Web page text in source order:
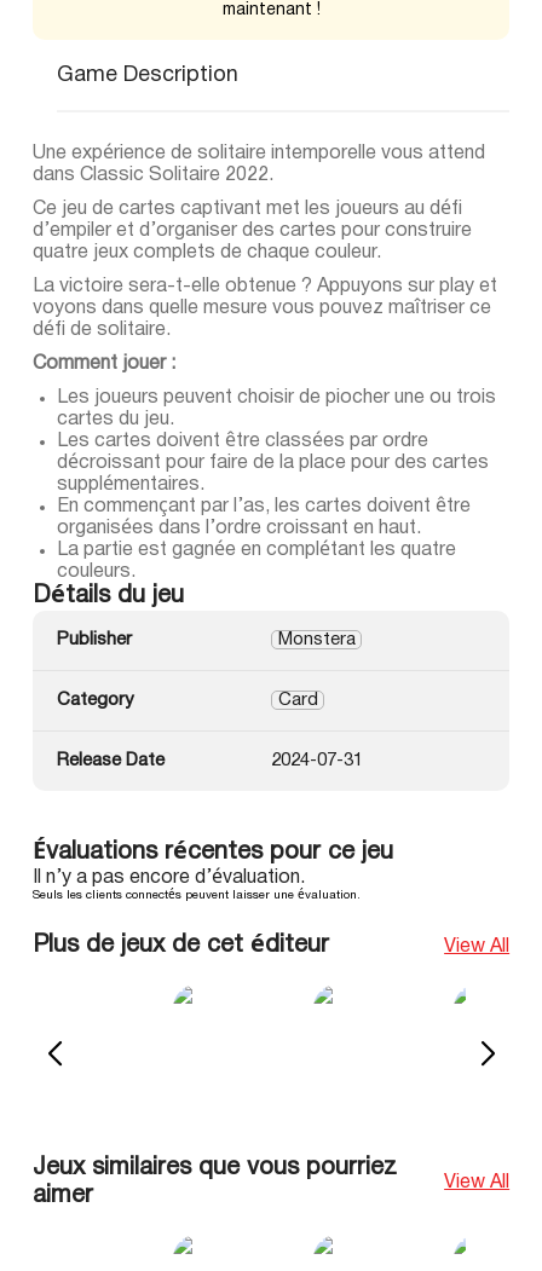
maintenant !
Game Description
Une expérience de solitaire intemporelle vous attend
dans Classic Solitaire 2022.
Ce jeu de cartes captivant met les joueurs au défi
d’empiler et d’organiser des cartes pour construire
quatre jeux complets de chaque couleur.
La victoire sera-t-elle obtenue ? Appuyons sur play et
voyons dans quelle mesure vous pouvez maîtriser ce
défi de solitaire.
Comment jouer :
Les joueurs peuvent choisir de piocher une ou trois
cartes du jeu.
Les cartes doivent être classées par ordre
décroissant pour faire de la place pour des cartes
supplémentaires.
En commençant par l’as, les cartes doivent être
organisées dans l’ordre croissant en haut.
La partie est gagnée en complétant les quatre
couleurs.
Détails du jeu
Publisher Monstera
Category Card
Release Date 2024-07-31
Évaluations récentes pour ce jeu
Il n’y a pas encore d’évaluation.
Seuls les clients connectés peuvent laisser une évaluation.
Plus de jeux de cet éditeur View All
Jeux similaires que vous pourriez
aimer
View All